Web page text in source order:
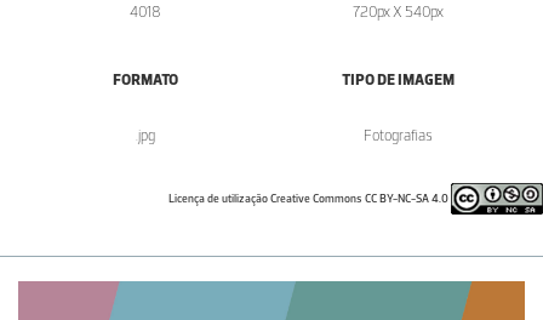
4018 720px X 540px
FORMATO
.jpg
TIPO DE IMAGEM
Fotografias
Licença de utilização Creative Commons CC BY-NC-SA 4.0